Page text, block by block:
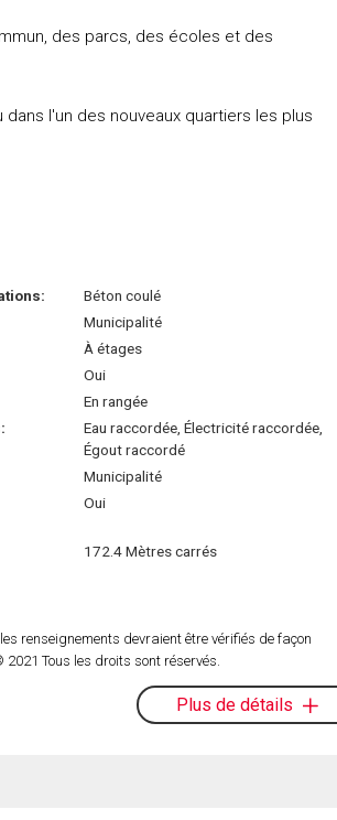
des parcs, des écoles et des
l'un des nouveaux quartiers les plus
Béton coulé
Municipalité
À étages
Oui
En rangée
Eau raccordée, Électricité raccordée,
Égout raccordé
Municipalité
Oui
172.4 Mètres carrés
renseignements devraient être vérifiés de façon
Tous les droits sont réservés.
Plus de détails